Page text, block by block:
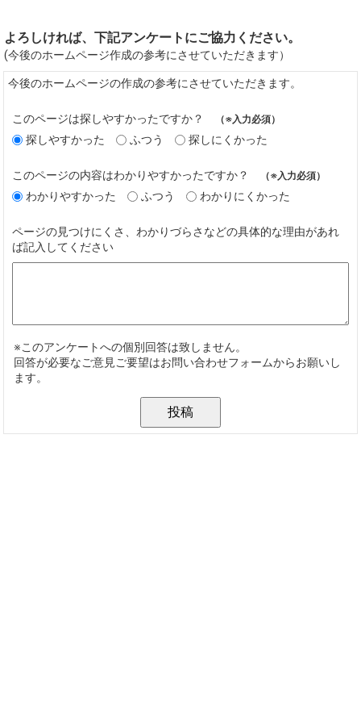
よろしければ、下記アンケートにご協力ください。
(今後のホームページ作成の参考にさせていただきます）
今後のホームページの作成の参考にさせていただきます。
このページは探しやすかったですか？ （※入力必須）
探しやすかった ふつう 探しにくかった
このページの内容はわかりやすかったですか？ （※入力必須）
わかりやすかった ふつう わかりにくかった
ページの見つけにくさ、わかりづらさなどの具体的な理由があれ
ば記入してください
※このアンケートへの個別回答は致しません。
回答が必要なご意見ご要望はお問い合わせフォームからお願いし
ます。